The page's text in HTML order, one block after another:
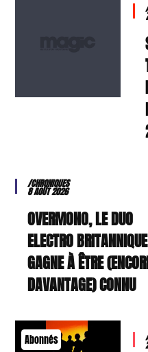
/CHRONIQUES
8 AOÛT 2026
OVERMONO, LE DUO
ELECTRO
GAGNE À ÊTRE
DAVANTAGE) CONNU
Abonnés